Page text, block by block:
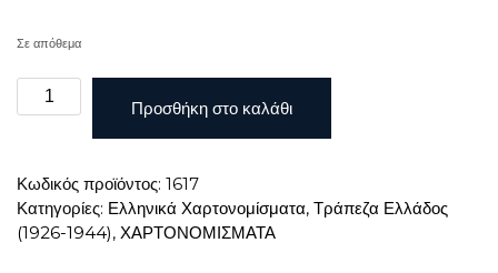
Σε απόθεμα
Ελληνική
Πολιτεία
1941
Ακυκλοφόρητο
ποσότητα
Προσθήκη στο καλάθι
Κωδικός προϊόντος: 1617
Κατηγορίες: Ελληνικά Χαρτονομίσματα, Τράπεζα Ελλάδος
(1926-1944), ΧΑΡΤΟΝΟΜΙΣΜΑΤΑ